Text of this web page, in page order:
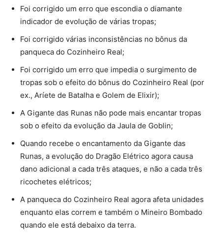
Foi corrigido um erro que escondia o diamante
indicador de evolução de várias tropas;
Foi corrigido várias inconsistências no bônus da
panqueca do Cozinheiro Real;
Foi corrigido um erro que impedia o surgimento de
tropas sob o efeito do bônus do Cozinheiro Real (por
ex., Aríete de Batalha e Golem de Elixir);
A Gigante das Runas não pode mais encantar tropas
sob o efeito da evolução da Jaula de Goblin;
Quando recebe o encantamento da Gigante das
Runas, a evolução do Dragão Elétrico agora causa
dano adicional a cada três ataques, e não a cada três
ricochetes elétricos;
A panqueca do Cozinheiro Real agora afeta unidades
enquanto elas correm e também o Mineiro Bombado
quando ele está debaixo da terra.